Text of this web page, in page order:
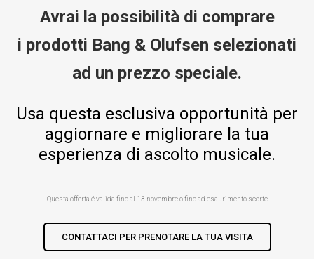
Avrai la possibilità di comprare
i prodotti Bang & Olufsen selezionati
ad un prezzo speciale.
Usa questa esclusiva opportunità per
aggiornare e migliorare la tua
esperienza di ascolto musicale.
Questa offerta é valida fino al 13 novembre o fino ad esaurimento scorte
CONTATTACI PER PRENOTARE LA TUA VISITA